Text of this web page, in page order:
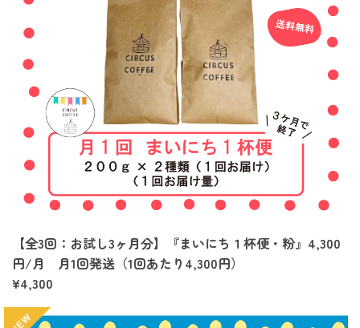
【全3回：お試し3ヶ月分】『まいにち１杯便・粉』4,300
円/月 月1回発送（1回あたり4,300円）
¥4,300